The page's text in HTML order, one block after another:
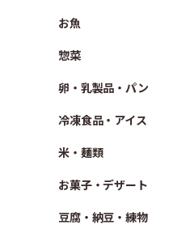
お魚
惣菜
卵・乳製品・パン
冷凍食品・アイス
米・麺類
お菓子・デザート
豆腐・納豆・練物